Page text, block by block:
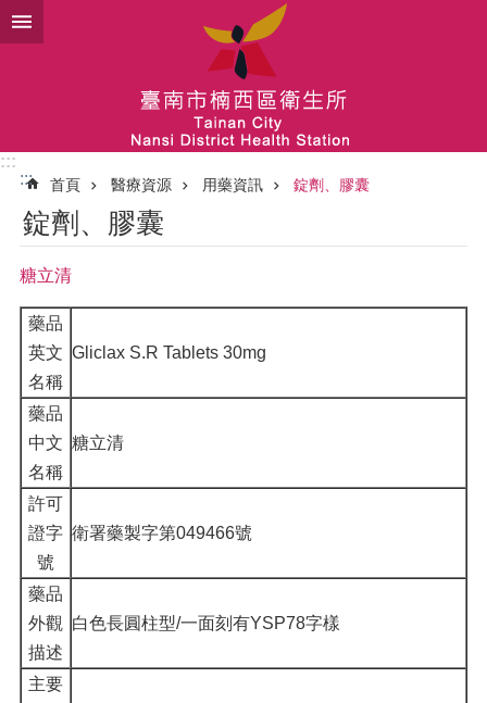
跳到主要內容區塊
:::
:::
首頁 醫療資源 用藥資訊 錠劑、膠囊
錠劑、膠囊
糖立清
藥品
英文
名稱
Gliclax S.R Tablets 30mg
藥品
中文
名稱
糖立清
許可
證字
號
衛署藥製字第049466號
藥品
外觀
描述
白色長圓柱型/一面刻有YSP78字樣
主要